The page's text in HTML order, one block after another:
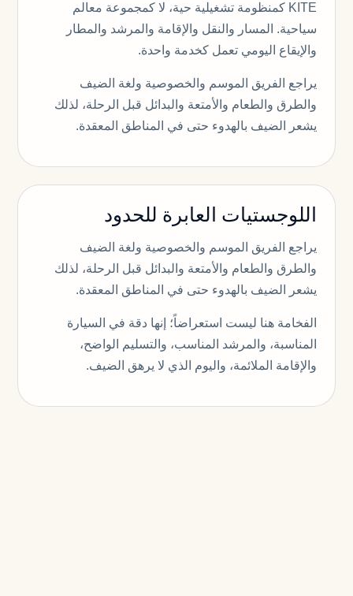
KITE كمنظومة تشغيلية حية، لا كمجموعة معالم
سياحية. المسار والنقل والإقامة والمرشد والمطار
والإيقاع اليومي تعمل كخدمة واحدة.
يراجع الفريق الموسم والخصوصية ولغة الضيف
والطرق والطعام والأمتعة والبدائل قبل الرحلة، لذلك
يشعر الضيف بالهدوء حتى في المناطق المعقدة.
اللوجستيات العابرة للحدود
يراجع الفريق الموسم والخصوصية ولغة الضيف
والطرق والطعام والأمتعة والبدائل قبل الرحلة، لذلك
يشعر الضيف بالهدوء حتى في المناطق المعقدة.
الفخامة هنا ليست استعراضاً؛ إنها دقة في السيارة
المناسبة، والمرشد المناسب، والتسليم الواضح،
والإقامة الملائمة، واليوم الذي لا يرهق الضيف.